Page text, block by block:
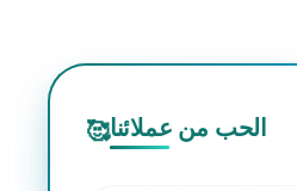
🥰الحب من عملائنا